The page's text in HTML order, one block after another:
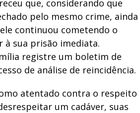
que, considerando que
pelo mesmo crime, ainda
continuou cometendo o
sua prisão imediata.
registre um boletim de
de análise de reincidência.
atentado contra o respeito
um cadáver, suas